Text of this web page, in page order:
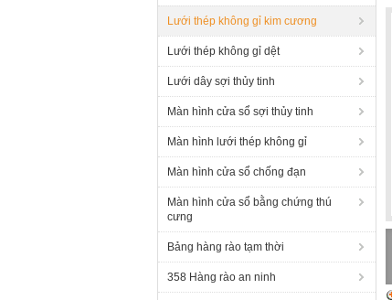
Lưới thép không gỉ kim cương
Lưới thép không gỉ dệt
Lưới dây sợi thủy tinh
Màn hình cửa sổ sợi thủy tinh
Màn hình lưới thép không gỉ
Màn hình cửa sổ chống đạn
Màn hình cửa sổ bằng chứng thú
cưng
Bảng hàng rào tạm thời
358 Hàng rào an ninh